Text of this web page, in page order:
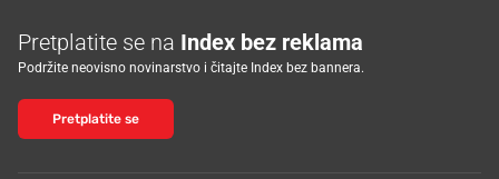
Pretplatite se na Index bez reklama
Podržite neovisno novinarstvo i čitajte Index bez bannera.
Pretplatite se